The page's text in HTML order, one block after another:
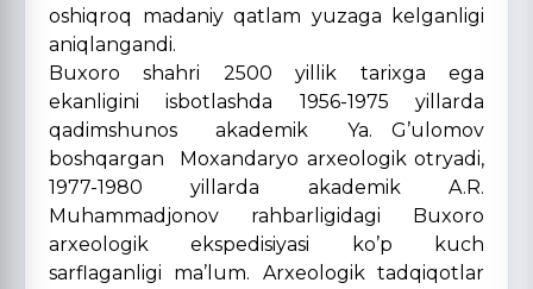
oshiqroq madaniy qatlam yuzaga kelganligi
aniqlangandi.
Buxoro shahri 2500 yillik tarixga ega
ekanligini isbotlashda 1956-1975 yillarda
qadimshunos akademik Ya. G’ulomov
boshqargan Moxandaryo arxeologik otryadi,
1977-1980 yillarda akademik A.R.
Muhammadjonov rahbarligidagi Buxoro
arxeologik ekspedisiyasi ko’p kuch
sarflaganligi ma’lum. Arxeologik tadqiqotlar